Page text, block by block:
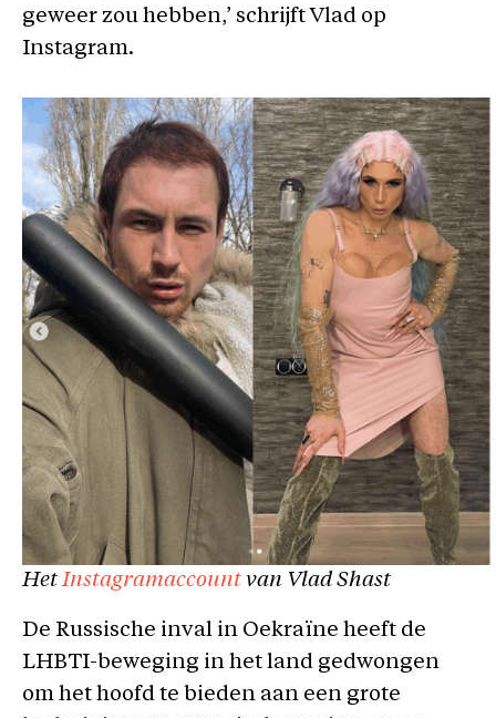
geweer zou hebben,’ schrijft Vlad op
Instagram.
Het Instagramaccount van Vlad Shast
De Russische inval in Oekraïne heeft de
LHBTI-beweging in het land gedwongen
om het hoofd te bieden aan een grote